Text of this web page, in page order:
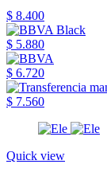
$ 8.400
$ 5.880
$ 6.720
$ 7.560
Quick view